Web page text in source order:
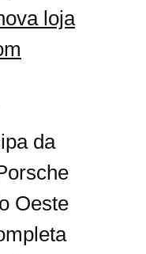
loja
da
Oeste